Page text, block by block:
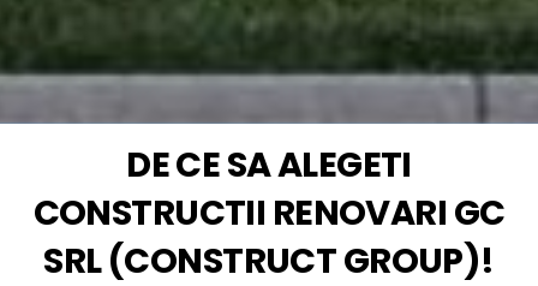
DE CE SA ALEGETI
CONSTRUCTII RENOVARI GC
SRL (CONSTRUCT GROUP)!